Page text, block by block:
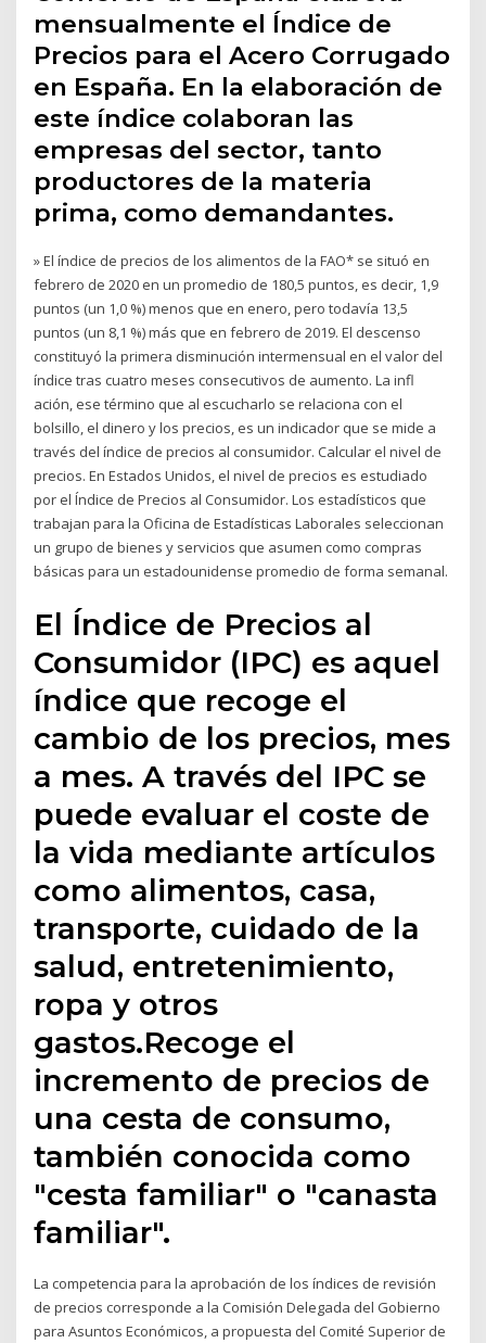
mensualmente el Índice de
Precios para el Acero Corrugado
en España. En la elaboración de
este índice colaboran las
empresas del sector, tanto
productores de la materia
prima, como demandantes.
» El índice de precios de los alimentos de la FAO* se situó en
febrero de 2020 en un promedio de 180,5 puntos, es decir, 1,9
puntos (un 1,0 %) menos que en enero, pero todavía 13,5
puntos (un 8,1 %) más que en febrero de 2019. El descenso
constituyó la primera disminución intermensual en el valor del
índice tras cuatro meses consecutivos de aumento. La infl
ación, ese término que al escucharlo se relaciona con el
bolsillo, el dinero y los precios, es un indicador que se mide a
través del índice de precios al consumidor. Calcular el nivel de
precios. En Estados Unidos, el nivel de precios es estudiado
por el Índice de Precios al Consumidor. Los estadísticos que
trabajan para la Oficina de Estadísticas Laborales seleccionan
un grupo de bienes y servicios que asumen como compras
básicas para un estadounidense promedio de forma semanal.
El Índice de Precios al
Consumidor (IPC) es aquel
índice que recoge el
cambio de los precios, mes
a mes. A través del IPC se
puede evaluar el coste de
la vida mediante artículos
como alimentos, casa,
transporte, cuidado de la
salud, entretenimiento,
ropa y otros
gastos.Recoge el
incremento de precios de
una cesta de consumo,
también conocida como
"cesta familiar" o "canasta
familiar".
La competencia para la aprobación de los índices de revisión
de precios corresponde a la Comisión Delegada del Gobierno
para Asuntos Económicos, a propuesta del Comité Superior de